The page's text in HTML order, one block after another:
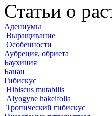
Статьи о
Адениумы
Выращивание
Особенности
Аубреция, обриета
Баухиния
Банан
Гибискус
Hibiscus mutabilis
Alyogyne hakeifolia
Тропический гибискус